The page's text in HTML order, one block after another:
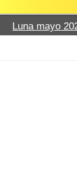
Luna mayo